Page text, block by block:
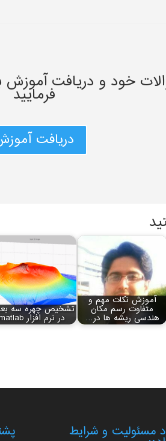
خود و دریافت
فرمایید
دریافت
آموزش نکات مهم و
متفاوت رسم مکان
هندسی ریشه‏ ها در…
تشخیص چهره سه
در نرم افزار matlab
مسئولیت و شرایط